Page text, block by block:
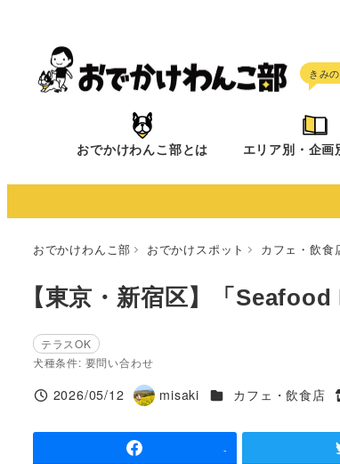
へ
おでかけわんこ部とは エリア別・企画
おでかけわんこ部 おでかけスポット カフェ・飲食
【東京・新宿区】「Seafood
テラスOK
犬種条件: 要問い合わせ
投稿日
2026/05/12
著
misaki 施設ジャンル
カフェ・飲食店
-